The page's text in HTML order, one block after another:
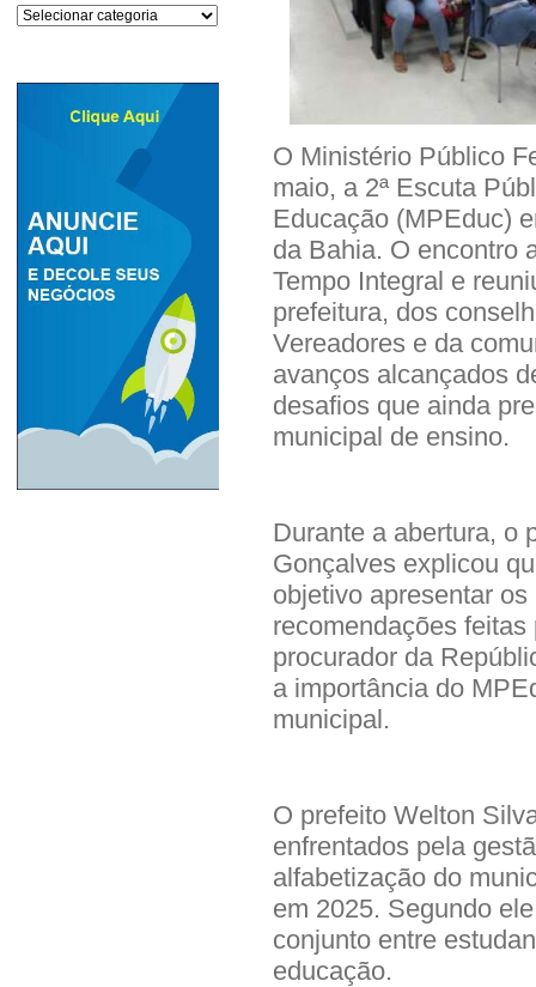
Categorias
O Ministério Público
maio, a 2ª Escuta
Educação (MPEduc)
da Bahia. O encontro
Tempo Integral e
prefeitura, dos
Vereadores e da
avanços alcançados
desafios que ainda
municipal de ensino.
Durante a abertura, o
Gonçalves explicou
objetivo apresentar
recomendações
procurador da
a importância do
municipal.
O prefeito Welton
enfrentados pela
alfabetização do
em 2025. Segundo
conjunto entre
educação.